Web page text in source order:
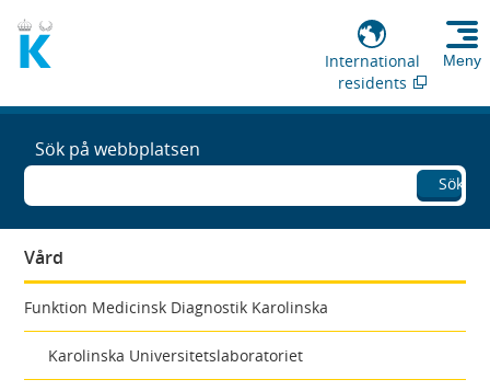
International
residents
Meny
Sök på webbplatsen
Sök
Vård
Funktion Medicinsk Diagnostik Karolinska
Karolinska Universitetslaboratoriet